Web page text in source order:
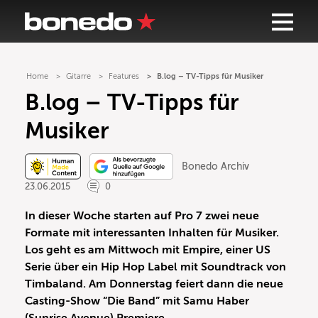
Home Gitarre Features B.log – TV-Tipps für Musiker
B.log – TV-Tipps für
Musiker
Bonedo Archiv
23.06.2015
0
In dieser Woche starten auf Pro 7 zwei neue
Formate mit interessanten Inhalten für Musiker.
Los geht es am Mittwoch mit Empire, einer US
Serie über ein Hip Hop Label mit Soundtrack von
Timbaland. Am Donnerstag feiert dann die neue
Casting-Show “Die Band” mit Samu Haber